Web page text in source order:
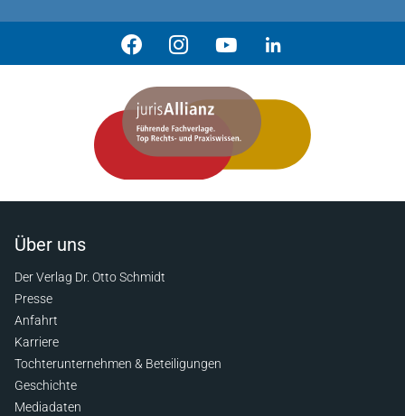
Über uns
Der Verlag Dr. Otto Schmidt
Presse
Anfahrt
Karriere
Tochterunternehmen & Beteiligungen
Geschichte
Mediadaten